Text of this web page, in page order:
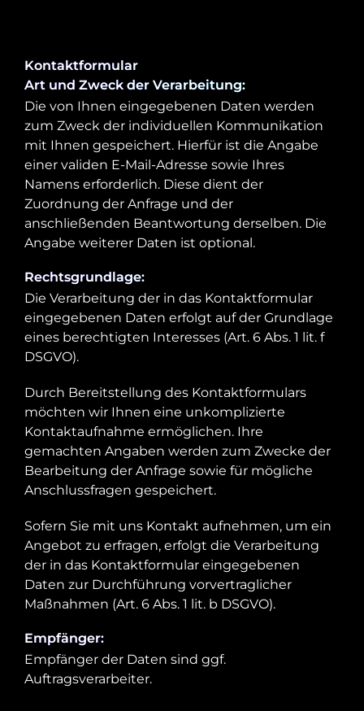
Kontaktformular
Art und Zweck der Verarbeitung:
Die von Ihnen eingegebenen Daten werden
zum Zweck der individuellen Kommunikation
mit Ihnen gespeichert. Hierfür ist die Angabe
einer validen E-Mail-Adresse sowie Ihres
Namens erforderlich. Diese dient der
Zuordnung der Anfrage und der
anschließenden Beantwortung derselben. Die
Angabe weiterer Daten ist optional.
Rechtsgrundlage:
Die Verarbeitung der in das Kontaktformular
eingegebenen Daten erfolgt auf der Grundlage
eines berechtigten Interesses (Art. 6 Abs. 1 lit. f
DSGVO).
Durch Bereitstellung des Kontaktformulars
möchten wir Ihnen eine unkomplizierte
Kontaktaufnahme ermöglichen. Ihre
gemachten Angaben werden zum Zwecke der
Bearbeitung der Anfrage sowie für mögliche
Anschlussfragen gespeichert.
Sofern Sie mit uns Kontakt aufnehmen, um ein
Angebot zu erfragen, erfolgt die Verarbeitung
der in das Kontaktformular eingegebenen
Daten zur Durchführung vorvertraglicher
Maßnahmen (Art. 6 Abs. 1 lit. b DSGVO).
Empfänger:
Empfänger der Daten sind ggf.
Auftragsverarbeiter.